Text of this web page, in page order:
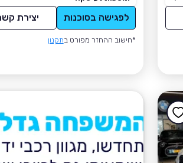
לפגישה בסוכנות יצירת
*חישוב ההחזר מפורט בתקנון